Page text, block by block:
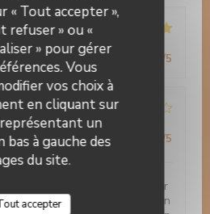
« Tout accepter »,
refuser » ou «
» pour gérer
Vous
vos choix à
en cliquant sur
un
bas à gauche des
du site.
accepter
2
: 5/5 Cuisine 5/5 /5
4
4/5 Cuisine:5/5 Qualité / Prix /5
Ausgezeichneter Fisch mit sehr
könnte etwas mehr sein